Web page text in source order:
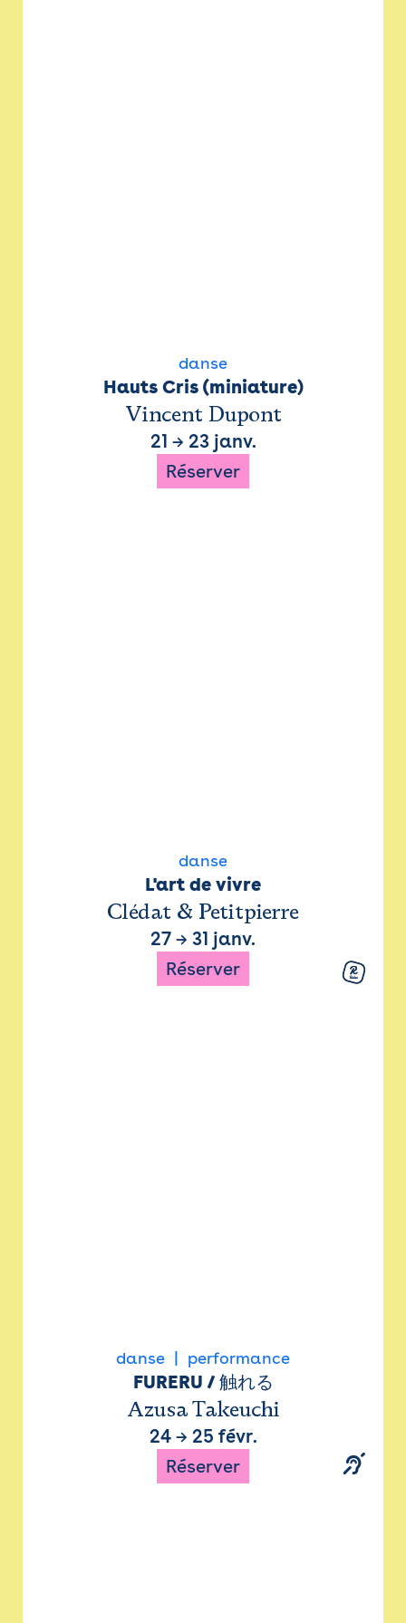
danse
Hauts Cris (miniature)
Vincent Dupont
21 → 23 janv.
Réserver
danse
L'art de vivre
Clédat & Petitpierre
27 → 31 janv.
Réserver
danse performance
FURERU / 触れる
Azusa Takeuchi
24→ 25 févr.
Réserver